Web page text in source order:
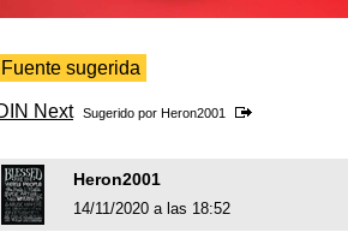
Fuente sugerida
Next Sugerido por Heron2001
Heron2001
14/11/2020 a las 18:52